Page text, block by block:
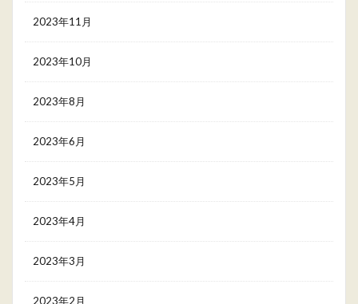
2023年11月
2023年10月
2023年8月
2023年6月
2023年5月
2023年4月
2023年3月
2023年2月